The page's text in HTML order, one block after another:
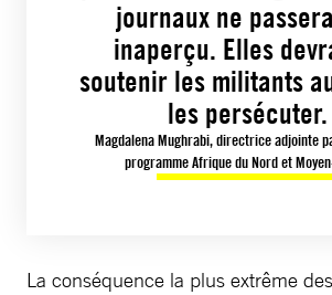
journaux ne
inaperçu. Elles
soutenir les militants
les persécuter.
Magdalena Mughrabi, directrice adjointe
programme Afrique du Nord et
La conséquence la plus extrême